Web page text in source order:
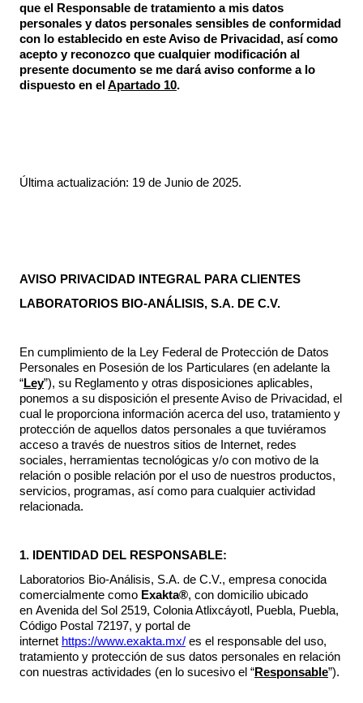
que el Responsable de tratamiento a mis datos
personales y datos personales sensibles de conformidad
con lo establecido en este Aviso de Privacidad, así como
acepto y reconozco que cualquier modificación al
presente documento se me dará aviso conforme a lo
dispuesto en el Apartado 10.
Última actualización: 19 de Junio de 2025.
AVISO PRIVACIDAD INTEGRAL PARA CLIENTES
LABORATORIOS BIO-ANÁLISIS, S.A. DE C.V.
En cumplimiento de la Ley Federal de Protección de Datos
Personales en Posesión de los Particulares (en adelante la
“Ley”), su Reglamento y otras disposiciones aplicables,
ponemos a su disposición el presente Aviso de Privacidad, el
cual le proporciona información acerca del uso, tratamiento y
protección de aquellos datos personales a que tuviéramos
acceso a través de nuestros sitios de Internet, redes
sociales, herramientas tecnológicas y/o con motivo de la
relación o posible relación por el uso de nuestros productos,
servicios, programas, así como para cualquier actividad
relacionada.
1. IDENTIDAD DEL RESPONSABLE:
Laboratorios Bio-Análisis, S.A. de C.V., empresa conocida
comercialmente como Exakta®, con domicilio ubicado
en Avenida del Sol 2519, Colonia Atlixcáyotl, Puebla, Puebla,
Código Postal 72197, y portal de
internet https://www.exakta.mx/ es el responsable del uso,
tratamiento y protección de sus datos personales en relación
con nuestras actividades (en lo sucesivo el “Responsable”).